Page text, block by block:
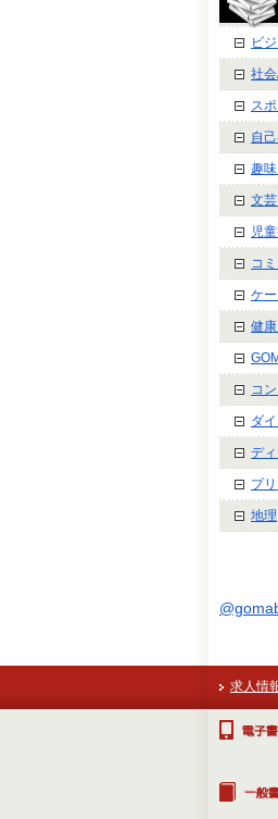
ビ
社
ス
自
趣
文
児
コ
ケ
健
コ
ダ
デ
プ
地理
求人情